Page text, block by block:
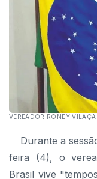
VEREADOR RONEY VILAÇA
Durante a
feira (4), o
Brasil vive